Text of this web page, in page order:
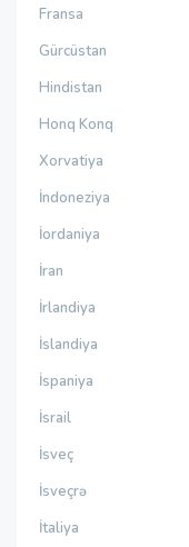
Fransa
Gürcüstan
Hindistan
Honq Konq
Xorvatiya
İndoneziya
İordaniya
İran
İrlandiya
İslandiya
İspaniya
İsrail
İsveç
İsveçrə
İtaliya